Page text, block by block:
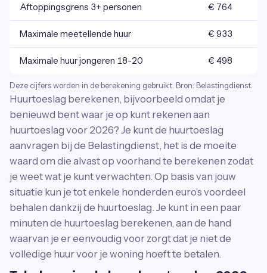
Aftoppingsgrens 3+ personen € 764
Maximale meetellende huur € 933
Maximale huur jongeren 18-20 € 498
Deze cijfers worden in de berekening gebruikt. Bron: Belastingdienst.
Huurtoeslag berekenen, bijvoorbeeld omdat je
benieuwd bent waar je op kunt rekenen aan
huurtoeslag voor 2026? Je kunt de huurtoeslag
aanvragen bij de Belastingdienst, het is de moeite
waard om die alvast op voorhand te berekenen zodat
je weet wat je kunt verwachten. Op basis van jouw
situatie kun je tot enkele honderden euro's voordeel
behalen dankzij de huurtoeslag. Je kunt in een paar
minuten de huurtoeslag berekenen, aan de hand
waarvan je er eenvoudig voor zorgt dat je niet de
volledige huur voor je woning hoeft te betalen.